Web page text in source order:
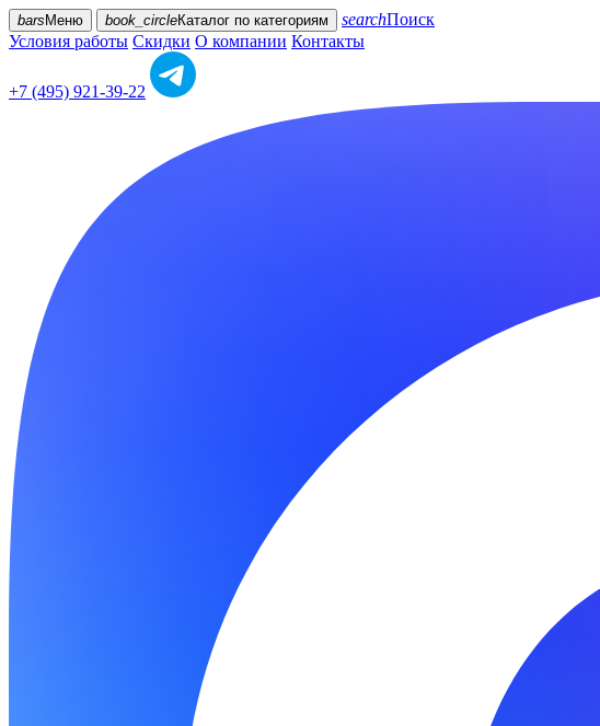
bars Меню book_circleКаталог по категориям searchПоиск
Условия работы Скидки О компании Контакты
+7 (495) 921-39-22